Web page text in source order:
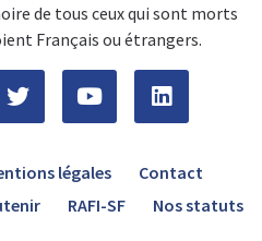
de tous ceux qui sont morts
Français ou étrangers.
légales
Contact
RAFI-SF Nos statuts